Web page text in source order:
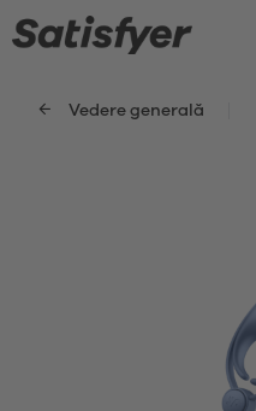
Vedere generală